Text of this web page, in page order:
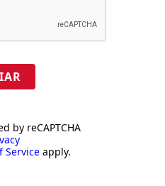
by reCAPTCHA
Service apply.